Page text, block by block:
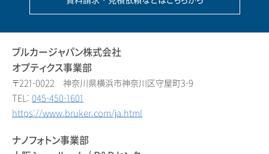
ブルカージャパン株式会社
オプティクス事業部
〒221-0022 神奈川県横浜市神奈川区守屋町3-9
TEL: 045-450-1601
https://www.bruker.com/ja.html
ナノフォトン事業部